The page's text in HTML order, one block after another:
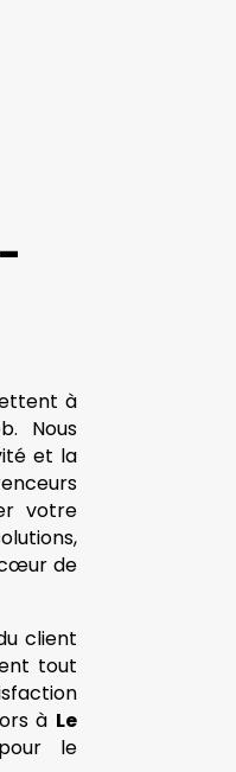
à
Nous
et la
votre
cœur de
client
tout
à Le
le